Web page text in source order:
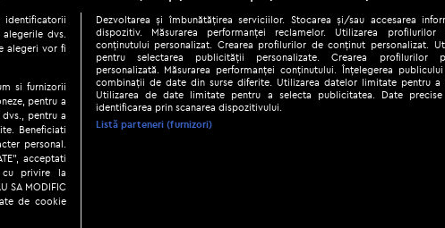
Copyright © 2026 / DIGI ROMANIA S.A.
|Politica de confidențialitate|
identificatorii
dvs.
alegeri vor fi
si furnizorii
pentru a
pentru a
Beneficiati
personal.
acceptati
cu privire la
SA MODIFIC
de cookie
Dezvoltarea și îmbunătățirea serviciilor. Stocarea și/sau accesarea
dispozitiv. Măsurarea performanței reclamelor. Utilizarea profilurilor
conținutului personalizat. Crearea profilurilor de conținut personalizat.
pentru selectarea publicității personalizate. Crearea profilurilor
personalizată. Măsurarea performanței conținutului. Înțelegerea
combinații de date din surse diferite. Utilizarea datelor limitate pentru a
Utilizarea de date limitate pentru a selecta publicitatea. Date
identificarea prin scanarea dispozitivului.
Listă parteneri (furnizori)